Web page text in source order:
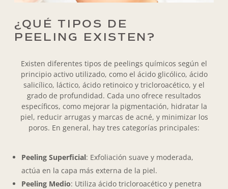
¿QUÉ TIPOS DE
PEELING
EXISTEN?
Existen diferentes tipos de peelings químicos según el
principio activo utilizado, como el ácido glicólico, ácido
salicílico, láctico, ácido retinoico y tricloroacético, y el
grado de profundidad. Cada uno ofrece resultados
específicos, como mejorar la pigmentación, hidratar la
piel, reducir arrugas y marcas de acné, y minimizar los
poros. En general, hay tres categorías principales:
Peeling Superficial: Exfoliación suave y moderada,
actúa en la capa más externa de la piel.
Peeling Medio: Utiliza ácido tricloroacético y penetra